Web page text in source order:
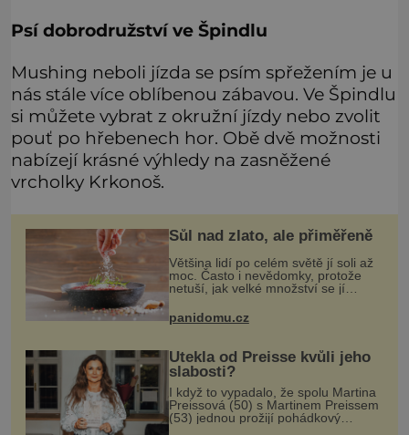
Psí dobrodružství ve Špindlu
Mushing neboli jízda se psím spřežením je u
nás stále více oblíbenou zábavou. Ve Špindlu
si můžete vybrat z okružní jízdy nebo zvolit
pouť po hřebenech hor. Obě dvě možnosti
nabízejí krásné výhledy na zasněžené
vrcholky Krkonoš.
Sůl nad zlato, ale přiměřeně
Většina lidí po celém světě jí soli až
moc. Často i nevědomky, protože
netuší, jak velké množství se jí
potravinách, dokonce i těch
sladkých. Sůl je zdravá
panidomu.cz
Utekla od Preisse kvůli jeho
slabosti?
I když to vypadalo, že spolu Martina
Preissová (50) s Martinem Preissem
(53) jednou prožijí pohádkový